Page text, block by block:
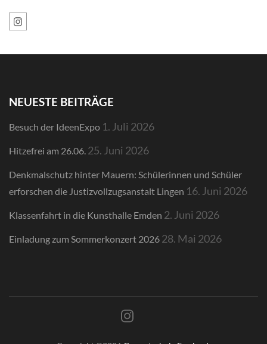
NEUESTE BEITRÄGE
Besuch der IdeenExpo 1. Juli 2026
Hitzefrei am 26.06. 25. Juni 2026
Denkmalschutz hinter Mauern: Schülerinnen und Schüler
erforschen die Justizvollzugsanstalt Lingen 16. Juni 2026
Klassenfahrt in die Kunsthalle Emden 2. Juni 2026
Einladung zum Sommerkonzert 2026 28. Mai 2026